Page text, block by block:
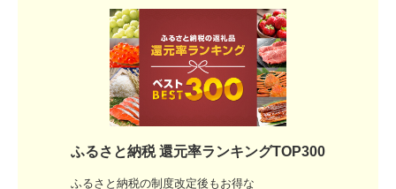
ふるさと納税 還元率ランキングTOP300
ふるさと納税の制度改定後もお得な